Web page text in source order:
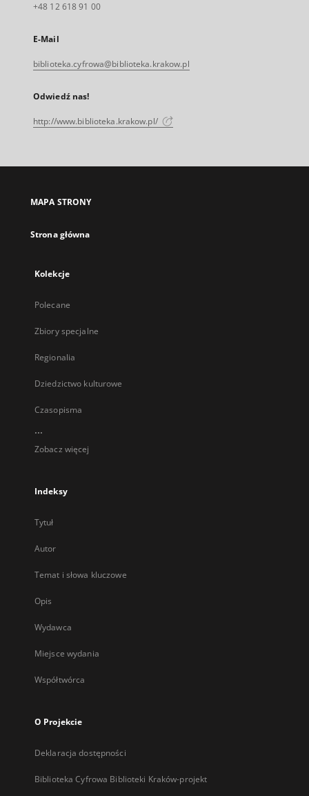
+48 12 618 91 00
E-Mail
biblioteka.cyfrowa@biblioteka.krakow.pl
Odwiedź nas!
http://www.biblioteka.krakow.pl/
MAPA STRONY
Strona główna
Kolekcje
Polecane
Zbiory specjalne
Regionalia
Dziedzictwo kulturowe
Czasopisma
...
Zobacz więcej
Indeksy
Tytuł
Autor
Temat i słowa kluczowe
Opis
Wydawca
Miejsce wydania
Współtwórca
O Projekcie
Deklaracja dostępności
Biblioteka Cyfrowa Biblioteki Kraków-projekt